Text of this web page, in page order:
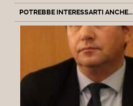
POTREBBE INTERESSARTI ANCHE...